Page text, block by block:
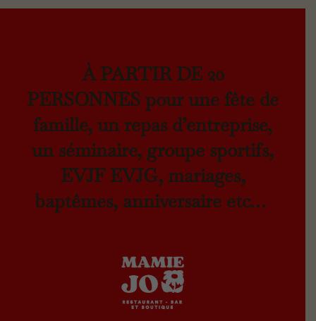
À PARTIR DE 20
PERSONNES pour une fête de
famille, un repas d’entreprise,
un séminaire, groupe sportifs,
EVJF EVJG, mariages,
baptêmes, anniversaire etc…